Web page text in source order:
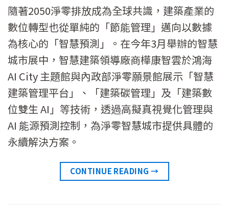
隨著2050淨零排放成為全球共識，建築產業的
數位轉型也從單純的「節能管理」邁向以數據
為核心的「智慧預測」。在今年3月舉辦的智慧
城市展中，智慧建築領導廠商樺康智雲於鴻海
AI City 主題館與內政部淨零願景館展示「智慧
建築管理平台」、「建築碳管理」及「建築數
位雙生 AI」等技術，透過高擬真視覺化管理與
AI 能源預測控制，為淨零智慧城市提供具體的
永續解決方案。
CONTINUE READING→